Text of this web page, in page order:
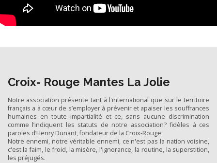
Croix- Rouge Mantes La Jolie
Notre association présente tant à l'international que sur le territoire
français a à cœur de s’employer à prévenir et apaiser les souffrances
humaines en toute impartialité et ce, sans aucune discrimination
comme l’indiquent les statuts de notre association? fidèles à ces
paroles d’Henry Dunant, fondateur de la Croix-Rouge:
Notre ennemi, notre véritable ennemi, ce n'est pas la nation voisine,
c'est la faim, le froid, la misère, l'ignorance, la routine, la superstition,
les préjugés.